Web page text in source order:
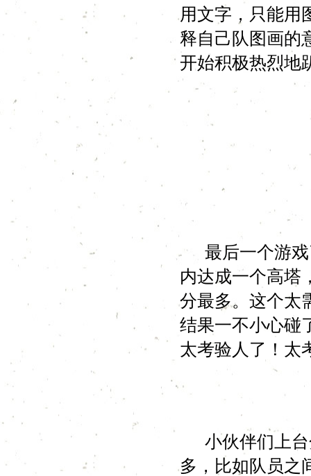
用文字，只能用
释自己队图画的
开始积极热烈地
最后一个游戏
内达成一个高塔
分最多。这个太
结果一不小心碰
太考验人了！太
小伙伴们上台
多，比如队员之